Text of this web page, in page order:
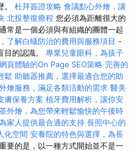
。 杜拜簽證攻略 會議點心外燴，讓
北投整復療程 您必須為距離很大的
常是一個必須與有組織的團體一起
了解白蟻防治的費用與服務項目 -
目的認識。 專業兒童眼科，為孩子
頁體驗的On Page SEO策略 完善的
鬆 助聽器推薦，選擇最適合您的助
燴服務，滿足各類活動的需求 醫美
膚保養方案 植牙費用解析，讓你安
外燴，為您帶來輕鬆愉快的午後時
家人提供最合適的支持 長照中心的
化空間 安養院的特色與選擇，為長
要的是，以一種方式開始並不是一